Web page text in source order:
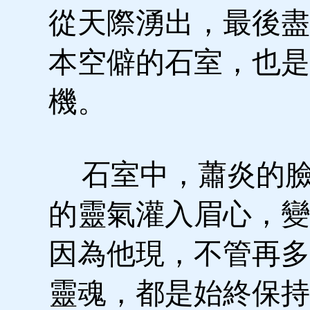
從天際湧出，最後
本空僻的石室，也
機。
石室中，蕭炎的
的靈氣灌入眉心，
因為他現，不管再
靈魂，都是始終保